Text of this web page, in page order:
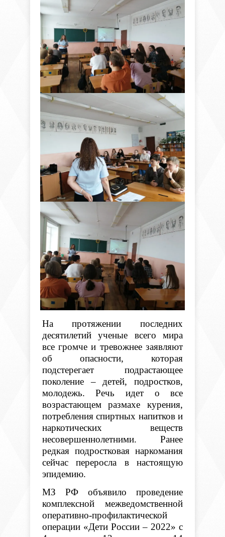
На протяжении последних
десятилетий ученые всего мира
все громче и тревожнее заявляют
об опасности, которая
подстерегает подрастающее
поколение – детей, подростков,
молодежь. Речь идет о все
возрастающем размахе курения,
потребления спиртных напитков и
наркотических веществ
несовершеннолетними. Ранее
редкая подростковая наркомания
сейчас переросла в настоящую
эпидемию.
МЗ РФ объявило проведение
комплексной межведомственной
оперативно-профилактической
операции «Дети России – 2022» с